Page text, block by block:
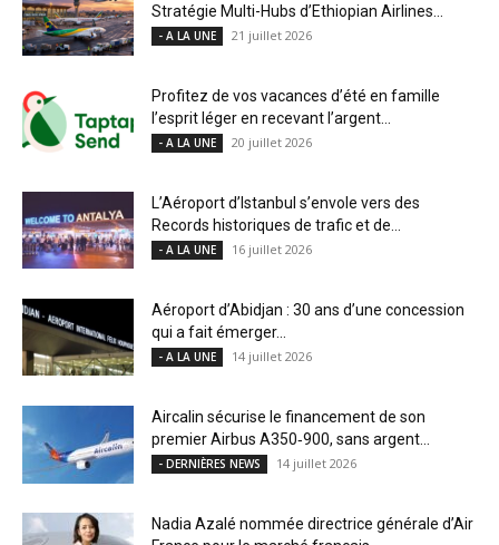
Stratégie Multi-Hubs d’Ethiopian Airlines...
- A LA UNE 21 juillet 2026
Profitez de vos vacances d’été en famille
l’esprit léger en recevant l’argent...
- A LA UNE 20 juillet 2026
L’Aéroport d’Istanbul s’envole vers des
Records historiques de trafic et de...
- A LA UNE 16 juillet 2026
Aéroport d’Abidjan : 30 ans d’une concession
qui a fait émerger...
- A LA UNE 14 juillet 2026
Aircalin sécurise le financement de son
premier Airbus A350‑900, sans argent...
- DERNIÈRES NEWS 14 juillet 2026
Nadia Azalé nommée directrice générale d’Air